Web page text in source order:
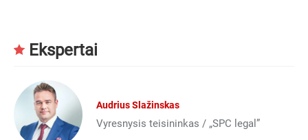
Ekspertai
Audrius Slažinskas
Vyresnysis teisininkas / „SPC legal”